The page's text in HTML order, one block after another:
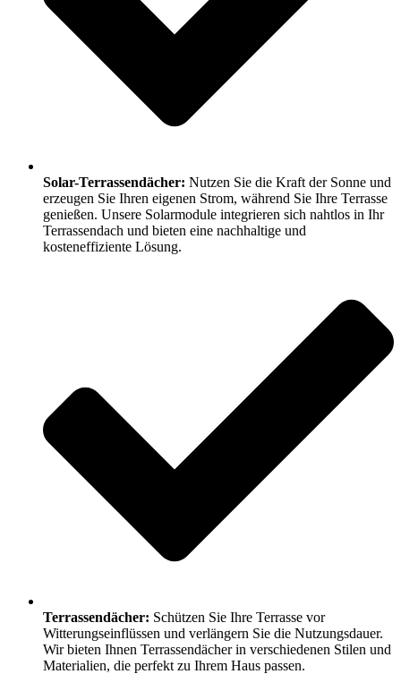
Solar-Terrassendächer: Nutzen Sie die Kraft der Sonne und
erzeugen Sie Ihren eigenen Strom, während Sie Ihre Terrasse
genießen. Unsere Solarmodule integrieren sich nahtlos in Ihr
Terrassendach und bieten eine nachhaltige und
kosteneffiziente Lösung.
Terrassendächer: Schützen Sie Ihre Terrasse vor
Witterungseinflüssen und verlängern Sie die Nutzungsdauer.
Wir bieten Ihnen Terrassendächer in verschiedenen Stilen und
Materialien, die perfekt zu Ihrem Haus passen.